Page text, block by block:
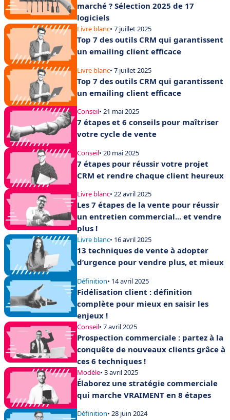
marché ? Sélection 2025 de 17
logiciels
Livre blanc• 7 juillet 2025
Top 7 des outils CRM qui garantissent
un emailing client efficace
Livre blanc• 7 juillet 2025
Top 7 des outils CRM qui garantissent
un emailing client efficace
Conseil• 21 mai 2025
7 étapes et 6 conseils pour maîtriser
votre cycle de vente
Conseil• 20 mai 2025
7 étapes pour réussir votre projet
CRM et rendre chaque client heureux
Livre blanc• 22 avril 2025
Les 7 étapes de la vente pour réussir
un entretien commercial... et vendre
plus !
Livre blanc• 16 avril 2025
13 techniques de vente à adopter
d’urgence pour vendre plus, et mieux
Définition• 14 avril 2025
Fidélisation client : définition
complète pour mieux en saisir les
enjeux !
Conseil• 7 avril 2025
Prospection commerciale : partez à la
conquête de nouveaux clients grâce à
ces 6 techniques !
Modèle• 3 avril 2025
Élaborez une stratégie commerciale
qui marche VRAIMENT en 8 étapes
Définition• 28 juin 2024